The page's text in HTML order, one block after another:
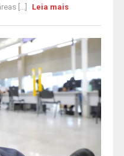
[...]
Leia mais